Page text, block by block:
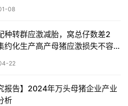
08
种转群应激减胎，窝总仔数差2
约化生产高产母猪应激损失不容
22
报告】2024年万头母猪企业产业
析